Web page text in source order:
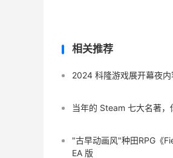
相关推荐
2024 科隆游戏展开幕夜内
当年的 Steam 七大名著，
"古早动画风"种田RPG《
EA 版